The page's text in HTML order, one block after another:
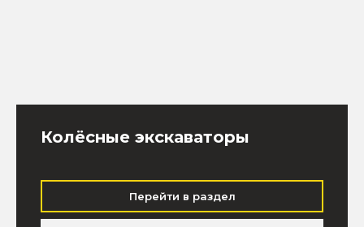
Колёсные экскаваторы
Перейти в раздел